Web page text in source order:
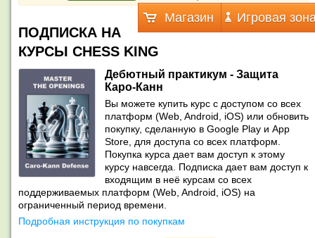
Магазин Игровая
ПОДПИСКА НА
КУРСЫ CHESS KING
Дебютный практикум - Защита
Каро-Канн
Вы можете купить курс с доступом со всех
платформ (Web, Android, iOS) или обновить
покупку, сделанную в Google Play и App
Store, для доступа со всех платформ.
Покупка курса дает вам доступ к этому
курсу навсегда. Подписка дает вам доступ к
входящим в неё курсам со всех
поддерживаемых платформ (Web, Android, iOS) на
ограниченный период времени.
Подробная инструкция по покупкам